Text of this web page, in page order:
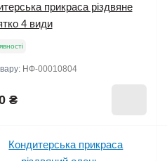
прикраса різдвяне
4 види
НФ-00010804
₴